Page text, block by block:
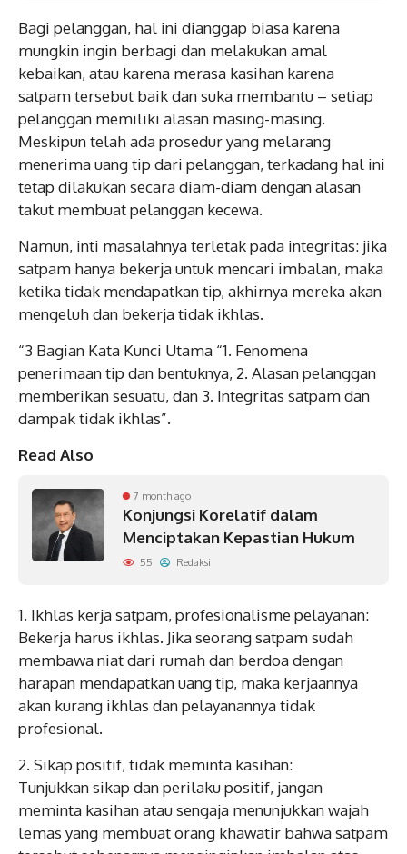
Bagi pelanggan, hal ini dianggap biasa karena
mungkin ingin berbagi dan melakukan amal
kebaikan, atau karena merasa kasihan karena
satpam tersebut baik dan suka membantu – setiap
pelanggan memiliki alasan masing-masing.
Meskipun telah ada prosedur yang melarang
menerima uang tip dari pelanggan, terkadang hal ini
tetap dilakukan secara diam-diam dengan alasan
takut membuat pelanggan kecewa.
Namun, inti masalahnya terletak pada integritas: jika
satpam hanya bekerja untuk mencari imbalan, maka
ketika tidak mendapatkan tip, akhirnya mereka akan
mengeluh dan bekerja tidak ikhlas.
“3 Bagian Kata Kunci Utama “1. Fenomena
penerimaan tip dan bentuknya, 2. Alasan pelanggan
memberikan sesuatu, dan 3. Integritas satpam dan
dampak tidak ikhlas”.
Read Also
7 month ago
Konjungsi Korelatif dalam
Menciptakan Kepastian Hukum
55 Redaksi
1.⁠ ⁠Ikhlas kerja satpam, profesionalisme pelayanan:
Bekerja harus ikhlas. Jika seorang satpam sudah
membawa niat dari rumah dan berdoa dengan
harapan mendapatkan uang tip, maka kerjaannya
akan kurang ikhlas dan pelayanannya tidak
profesional.
2.⁠ ⁠Sikap positif, tidak meminta kasihan:
Tunjukkan sikap dan perilaku positif, jangan
meminta kasihan atau sengaja menunjukkan wajah
lemas yang membuat orang khawatir bahwa satpam